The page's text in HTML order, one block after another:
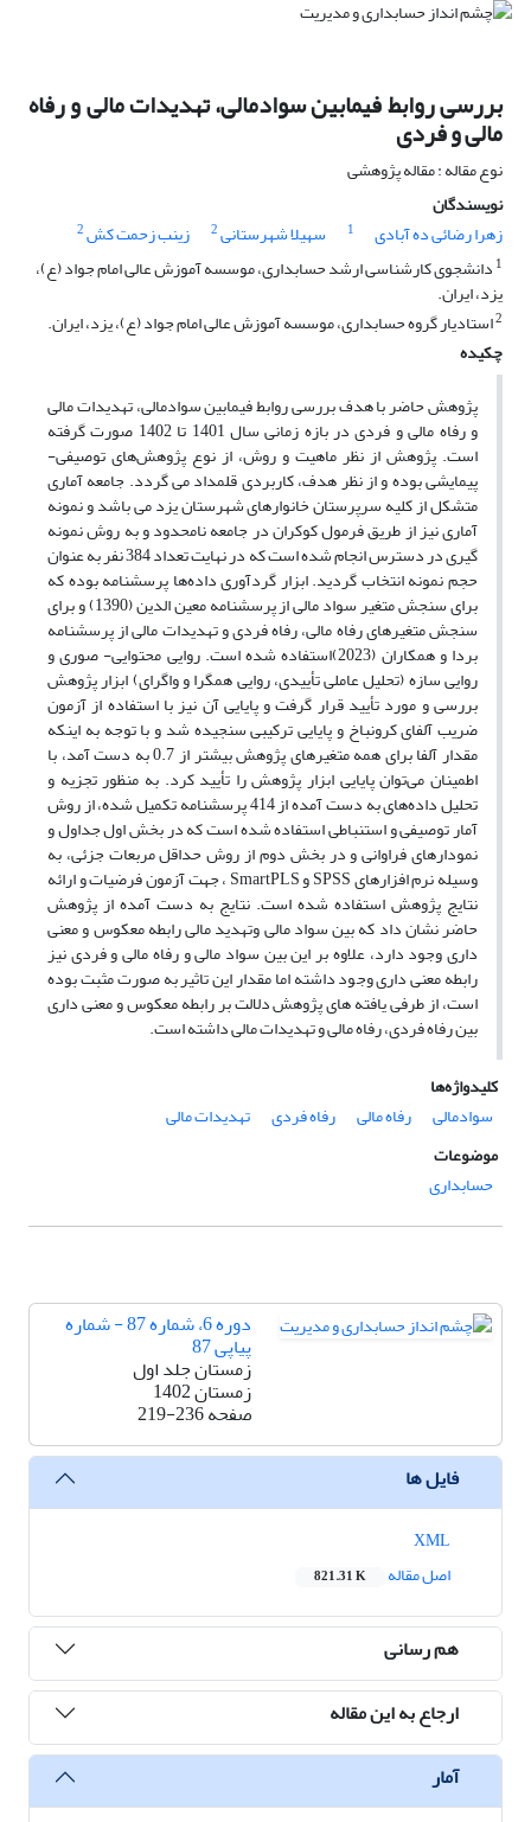
بررسی روابط فیمابین سوادمالی، تهدیدات مالی و رفاه
مالی و فردی
نوع مقاله : مقاله پژوهشی
نویسندگان
زهرا رضائی ده آبادی
1 سهیلا شهرستانی2 زینب زحمت کش2
1 دانشجوی کارشناسی ارشد حسابداری، موسسه آموزش عالی امام جواد (ع)،
یزد، ایران.
2استادیار گروه حسابداری، موسسه آموزش عالی امام جواد (ع)، یزد، ایران.
چکیده
پژوهش حاضر با هدف بررسی روابط فیمابین سوادمالی، تهدیدات مالی
و رفاه مالی و فردی در بازه زمانی سال 1401 تا 1402 صورت گرفته
است. پژوهش از نظر ماهیت و روش، از نوع پژوهش‌های توصیفی-
پیمایشی بوده و از نظر هدف، کاربردی قلمداد می گردد. جامعه آماری
متشکل از کلیه سرپرستان خانوارهای شهرستان یزد می باشد و نمونه
آماری نیز از طریق فرمول کوکران در جامعه نامحدود و به روش نمونه
گیری در دسترس انجام شده است که در نهایت تعداد 384 نفر به عنوان
حجم نمونه انتخاب گردید. ابزار گردآوری داده‌ها پرسشنامه بوده که
برای سنجش متغیر سواد مالی از پرسشنامه معین الدین (1390) و برای
سنجش متغیرهای رفاه مالی، رفاه فردی و تهدیدات مالی از پرسشنامه
بردا و همکاران (2023)استفاده شده است. روایی محتوایی- صوری و
روایی سازه (تحلیل عاملی تأییدی، روایی همگرا و واگرای) ابزار پژوهش
بررسی و مورد تأیید قرار گرفت و پایایی آن نیز با استفاده از آزمون
ضریب آلفای کرونباخ و پایایی ترکیبی سنجیده شد و با توجه به اینکه
مقدار آلفا برای همه متغیر‌های پژوهش بیشتر از 0.7 به دست آمد، با
اطمینان می‌توان پایایی ابزار پژوهش را تأیید کرد. به منظور تجزیه و
تحلیل داده‌های به دست آمده از 414 پرسشنامه تکمیل شده، از روش
آمار توصیفی و استنباطی استفاده شده است که در بخش اول جداول و
نمودارهای فراوانی و در بخش دوم از روش حداقل مربعات جزئی، به
وسیله نرم افزارهای SPSS و SmartPLS ، جهت آزمون فرضیات و ارائه
نتایج پژوهش استفاده شده است. نتایج به دست آمده از پژوهش
حاضر نشان داد که بین سواد مالی وتهدید مالی رابطه معکوس و معنی
داری وجود دارد، علاوه بر این بین سواد مالی و رفاه مالی و فردی نیز
رابطه معنی داری وجود داشته اما مقدار این تاثیر به صورت مثبت بوده
است، از طرفی یافته های پژوهش دلالت بر رابطه معکوس و معنی داری
بین رفاه فردی، رفاه مالی و تهدیدات مالی داشته است.
کلیدواژه‌ها
سوادمالی
رفاه مالی رفاه فردی
تهدیدات مالی
موضوعات
حسابداری
دوره 6، شماره 87 - شماره
پیاپی 87
زمستان جلد اول
زمستان 1402
صفحه219-236
فایل ها
اصل مقاله
821.31 K
هم رسانی
ارجاع به این مقاله
آمار